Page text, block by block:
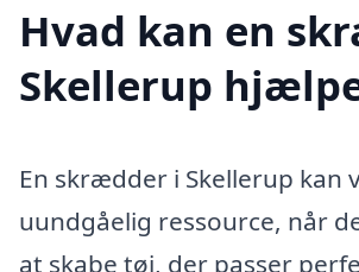
Hvad kan en
Skellerup
En skrædder i Skellerup kan
uundgåelig ressource, når
at skabe tøj, der passer